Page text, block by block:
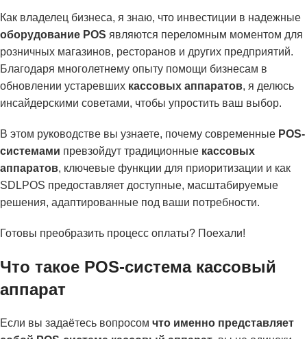
Как владелец бизнеса, я знаю, что инвестиции в надежные
оборудование POS являются переломным моментом для
розничных магазинов, ресторанов и других предприятий.
Благодаря многолетнему опыту помощи бизнесам в
обновлении устаревших кассовых аппаратов, я делюсь
инсайдерскими советами, чтобы упростить ваш выбор.
В этом руководстве вы узнаете, почему современные POS-
системами превзойдут традиционные кассовых
аппаратов, ключевые функции для приоритизации и как
SDLPOS предоставляет доступные, масштабируемые
решения, адаптированные под ваши потребности.
Готовы преобразить процесс оплаты? Поехали!
Что такое POS-система кассовый
аппарат
Если вы задаётесь вопросом что именно представляет